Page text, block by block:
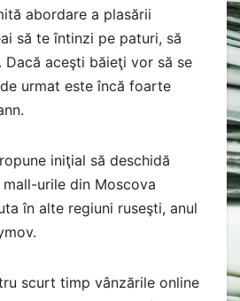
abordare a plasării
să te întinzi pe paturi, să
aceşti băieţi vor să se
urmat este încă foarte
iniţial să deschidă
urile din Moscova
în alte regiuni ruseşti, anul
scurt timp vânzările online